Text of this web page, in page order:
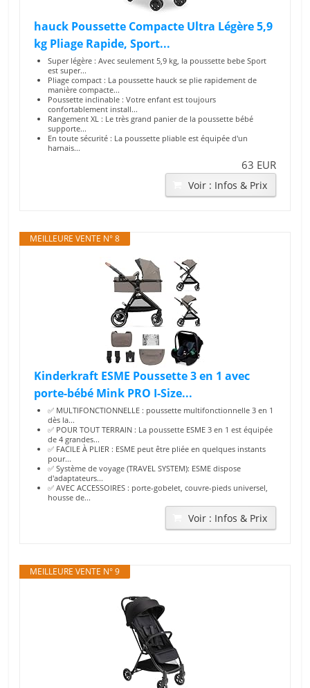
hauck Poussette Compacte Ultra Légère 5,9
kg Pliage Rapide, Sport...
Super légère : Avec seulement 5,9 kg, la poussette bebe Sport
est super...
Pliage compact : La poussette hauck se plie rapidement de
manière compacte...
Poussette inclinable : Votre enfant est toujours
confortablement install...
Rangement XL : Le très grand panier de la poussette bébé
supporte...
En toute sécurité : La poussette pliable est équipée d'un
harnais...
63 EUR
Voir : Infos & Prix
MEILLEURE VENTE N° 8
Kinderkraft ESME Poussette 3 en 1 avec
porte-bébé Mink PRO I-Size...
✅ MULTIFONCTIONNELLE : poussette multifonctionnelle 3 en 1
dès la...
✅ POUR TOUT TERRAIN : La poussette ESME 3 en 1 est équipée
de 4 grandes...
✅ FACILE À PLIER : ESME peut être pliée en quelques instants
pour...
✅ Système de voyage (TRAVEL SYSTEM): ESME dispose
d'adaptateurs...
✅ AVEC ACCESSOIRES : porte-gobelet, couvre-pieds universel,
housse de...
Voir : Infos & Prix
MEILLEURE VENTE N° 9